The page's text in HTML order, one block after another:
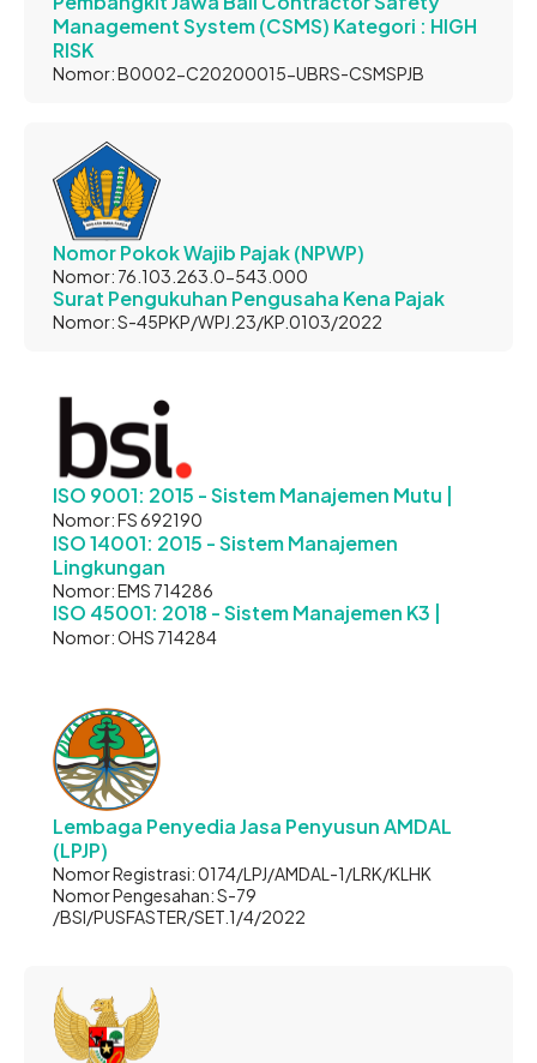
Management System (CSMS) Kategori : HIGH
RISK
Nomor: B0002-C20200015-UBRS-CSMSPJB
Nomor Pokok Wajib Pajak (NPWP)
Nomor: 76.103.263.0-543.000
Surat Pengukuhan Pengusaha Kena Pajak
Nomor: S-45PKP/WPJ.23/KP.0103/2022
ISO 9001: 2015 - Sistem Manajemen Mutu |
Nomor: FS 692190
ISO 14001: 2015 - Sistem Manajemen
Lingkungan
Nomor: EMS 714286
ISO 45001: 2018 - Sistem Manajemen K3 |
Nomor: OHS 714284
Lembaga Penyedia Jasa Penyusun AMDAL
(LPJP)
Nomor Registrasi: 0174/LPJ/AMDAL-1/LRK/KLHK
Nomor Pengesahan: S-79
/BSI/PUSFASTER/SET.1/4/2022